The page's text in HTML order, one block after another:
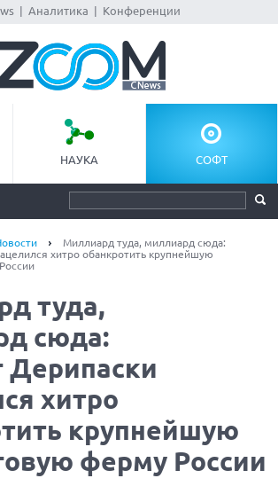
Аналитика Конференции
НАУКА СОФТ
Миллиард туда, миллиард сюда:
хитро обанкротить крупнейшую
туда,
сюда:
Дерипаски
хитро
крупнейшую
ферму России